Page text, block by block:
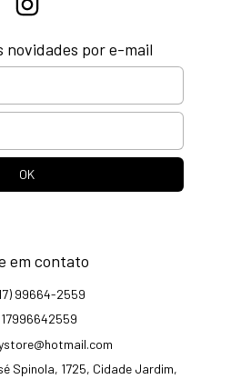
novidades por e-mail
em contato
99664-2559
17996642559
Spinola, 1725, Cidade Jardim,